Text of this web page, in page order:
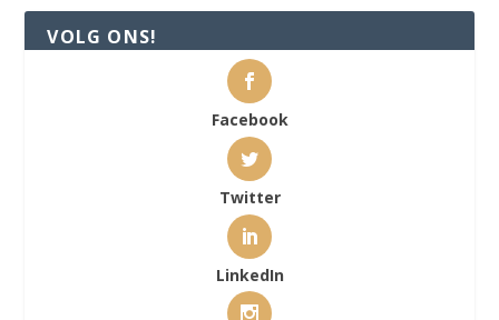
VOLG ONS!
Facebook
Twitter
LinkedIn